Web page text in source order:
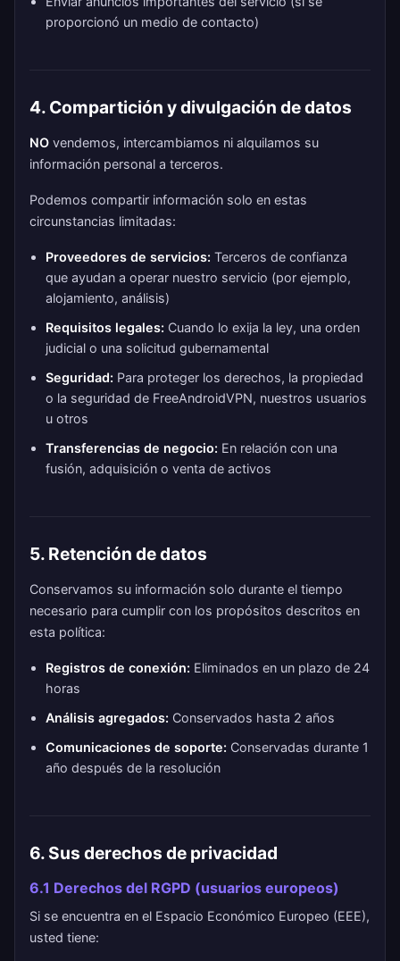
proporcionó un medio de contacto)
4. Compartición y divulgación de datos
NO vendemos, intercambiamos ni alquilamos su
información personal a terceros.
Podemos compartir información solo en estas
circunstancias limitadas:
Proveedores de servicios: Terceros de confianza
que ayudan a operar nuestro servicio (por ejemplo,
alojamiento, análisis)
Requisitos legales: Cuando lo exija la ley, una orden
judicial o una solicitud gubernamental
Seguridad: Para proteger los derechos, la propiedad
o la seguridad de FreeAndroidVPN, nuestros usuarios
u otros
Transferencias de negocio: En relación con una
fusión, adquisición o venta de activos
5. Retención de datos
Conservamos su información solo durante el tiempo
necesario para cumplir con los propósitos descritos en
esta política:
Registros de conexión: Eliminados en un plazo de 24
horas
Análisis agregados: Conservados hasta 2 años
Comunicaciones de soporte: Conservadas durante 1
año después de la resolución
6. Sus derechos de privacidad
6.1 Derechos del RGPD (usuarios europeos)
Si se encuentra en el Espacio Económico Europeo (EEE),
usted tiene: